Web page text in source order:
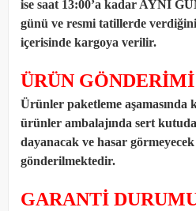
ise saat 13:00’a kadar AYNI
günü ve resmi tatillerde
içerisinde kargoya verilir.
ÜRÜN GÖNDERİMİ
Ürünler paketleme
ürünler ambalajında sert
dayanacak ve hasar
gönderilmektedir.
GARANTİ